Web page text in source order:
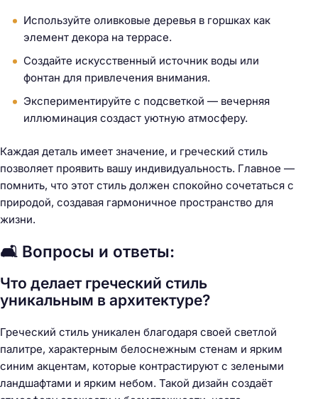
Используйте оливковые деревья в горшках как
элемент декора на террасе.
Создайте искусственный источник воды или
фонтан для привлечения внимания.
Экспериментируйте с подсветкой — вечерняя
иллюминация создаст уютную атмосферу.
Каждая деталь имеет значение, и греческий стиль
позволяет проявить вашу индивидуальность. Главное —
помнить, что этот стиль должен спокойно сочетаться с
природой, создавая гармоничное пространство для
жизни.
🛋️ Вопросы и ответы:
Что делает греческий стиль
уникальным в архитектуре?
Греческий стиль уникален благодаря своей светлой
палитре, характерным белоснежным стенам и ярким
синим акцентам, которые контрастируют с зелеными
ландшафтами и ярким небом. Такой дизайн создаёт